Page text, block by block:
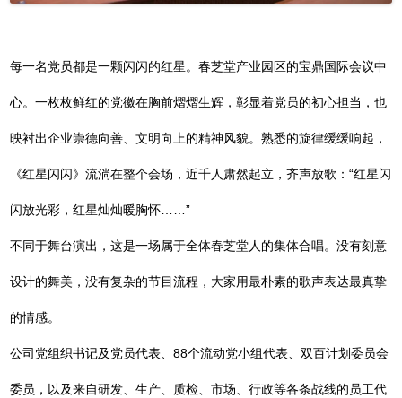
每一名党员都是一颗闪闪的红星。春芝堂产业园区的宝鼎国际会议中
心。一枚枚鲜红的党徽在胸前熠熠生辉，彰显着党员的初心担当，也
映衬出企业崇德向善、文明向上的精神风貌。熟悉的旋律缓缓响起，
《红星闪闪》流淌在整个会场，近千人肃然起立，齐声放歌：“红星闪
闪放光彩，红星灿灿暖胸怀……”
不同于舞台演出，这是一场属于全体春芝堂人的集体合唱。没有刻意
设计的舞美，没有复杂的节目流程，大家用最朴素的歌声表达最真挚
的情感。
公司党组织书记及党员代表、88个流动党小组代表、双百计划委员会
委员，以及来自研发、生产、质检、市场、行政等各条战线的员工代